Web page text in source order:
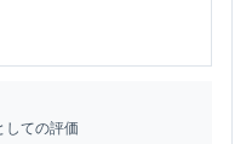
しての評価